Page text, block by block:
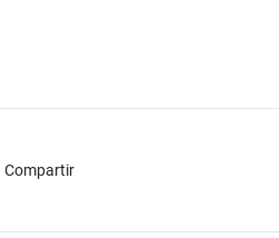
Compartir